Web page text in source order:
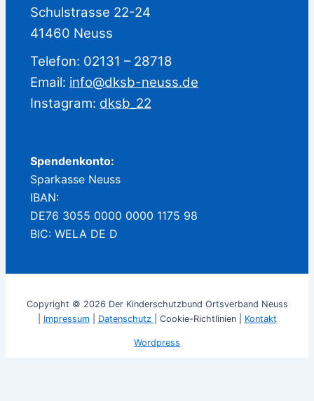
Schulstrasse 22-24
41460 Neuss
Telefon: 02131 – 28718
Email: info@dksb-neuss.de
Instagram: dksb_22
Spendenkonto:
Sparkasse Neuss
IBAN:
DE76 3055 0000 0000 1175 98
BIC: WELA DE D
Copyright © 2026 Der Kinderschutzbund Ortsverband Neuss
Impressum| Datenschutz | Cookie-Richtlinien | Kontakt
Wordpress